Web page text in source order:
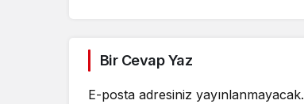
Bir Cevap Yaz
E-posta adresiniz yayınlanmayacak.